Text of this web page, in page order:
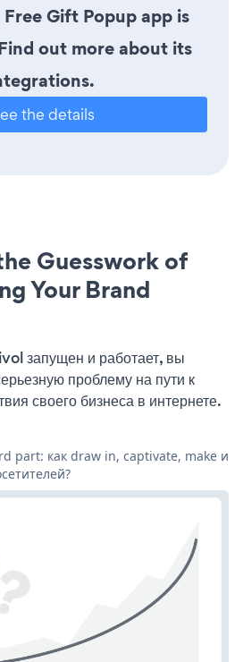
Gift Popup app is
out more about its
the details
Guesswork of
Your Brand
запущен и работает, вы
проблему на пути к
своего бизнеса в интернете.
part: как draw in, captivate, make и